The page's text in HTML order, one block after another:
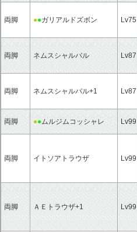
両脚 ●●ガリアルドズボン Lv75
両脚 ネムスシャルバル Lv87
両脚 ネムスシャルバル+1 Lv87
両脚 ●●ムルジムコッシャレ Lv99
両脚 イトソアトラウザ Lv99
両脚 ＡＥトラウザ+1 Lv99